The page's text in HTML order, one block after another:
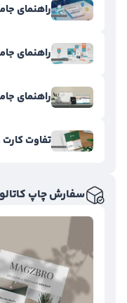
راهنمای
راهنمای
راهنمای
تفاوت
سفارش چاپ